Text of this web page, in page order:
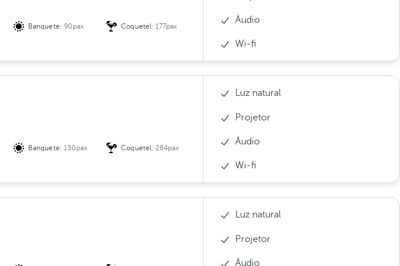
Banquete: 90pax Coquetel: 177pax
Áudio
Wi-fi
Banquete: 150pax Coquetel: 284pax
Luz natural
Projetor
Áudio
Wi-fi
Luz natural
Projetor
Áudio